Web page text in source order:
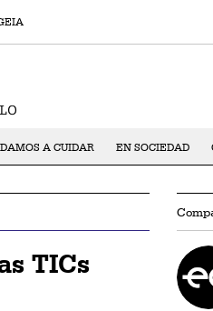
A CUIDAR EN SOCIEDAD
TICs